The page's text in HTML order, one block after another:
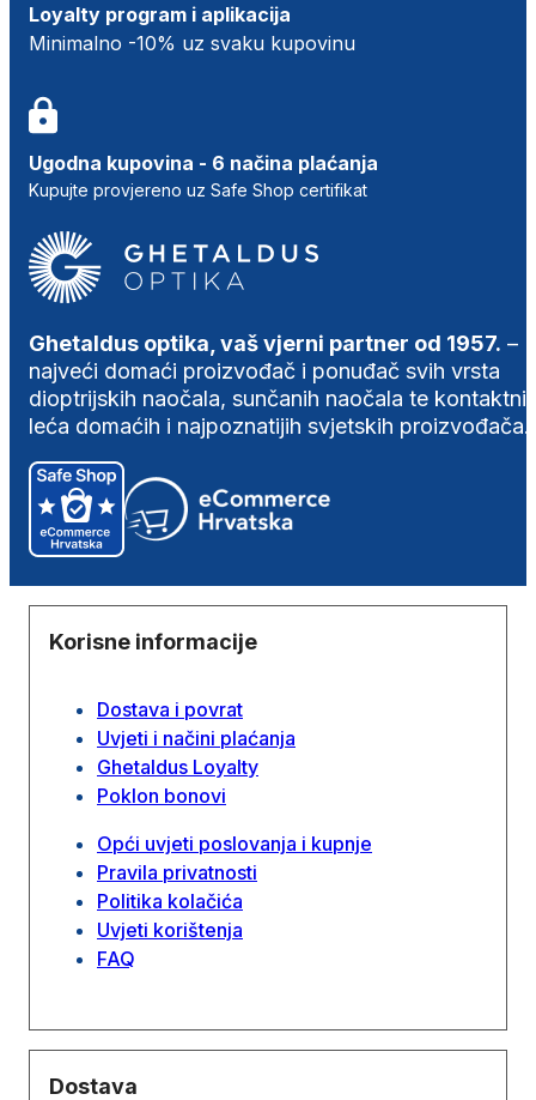
Loyalty program i aplikacija
Minimalno -10% uz svaku kupovinu
Ugodna kupovina - 6 načina plaćanja
Kupujte provjereno uz Safe Shop certifikat
Ghetaldus optika, vaš vjerni partner od 1957. –
najveći domaći proizvođač i ponuđač svih vrsta
dioptrijskih naočala, sunčanih naočala te
leća domaćih i najpoznatijih svjetskih proizvođača.
Korisne informacije
Dostava i povrat
Uvjeti i načini plaćanja
Ghetaldus Loyalty
Poklon bonovi
Opći uvjeti poslovanja i kupnje
Pravila privatnosti
Politika kolačića
Uvjeti korištenja
FAQ
Dostava